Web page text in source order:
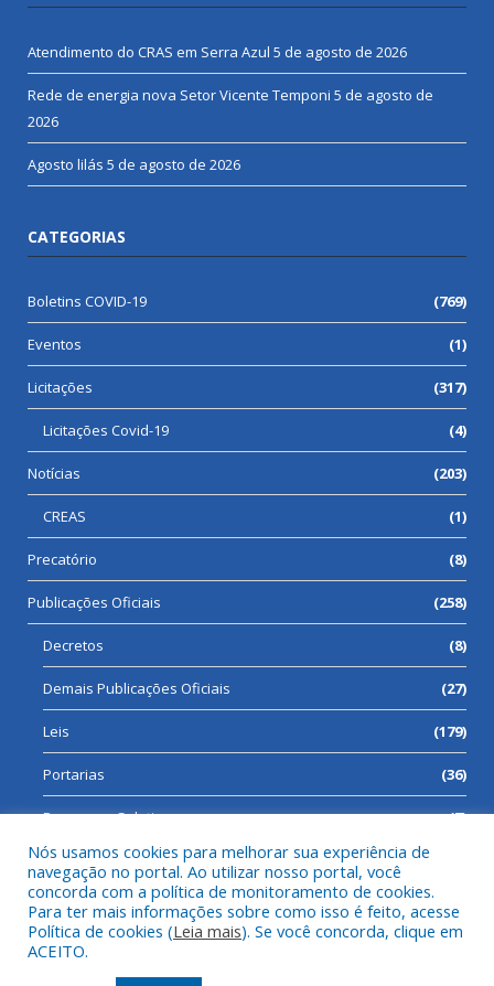
Atendimento do CRAS em Serra Azul 5 de agosto de 2026
Rede de energia nova Setor Vicente Temponi 5 de agosto de
2026
Agosto lilás 5 de agosto de 2026
CATEGORIAS
Boletins COVID-19 (769)
Eventos (1)
Licitações (317)
Licitações Covid-19 (4)
Notícias (203)
CREAS (1)
Precatório (8)
Publicações Oficiais (258)
Decretos (8)
Demais Publicações Oficiais (27)
Leis (179)
Portarias (36)
Processos Seletivos (7)
Todos os direitos reservados a Prefeitura Municipal de Cumaru
do Norte.
Nós usamos cookies para melhorar sua experiência de
navegação no portal. Ao utilizar nosso portal, você
concorda com a política de monitoramento de cookies.
Para ter mais informações sobre como isso é feito, acesse
Política de cookies (Leia mais). Se você concorda, clique em
ACEITO.